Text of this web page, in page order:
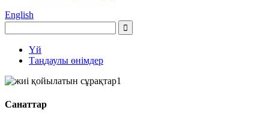
English
Үй
Таңдаулы өнімдер
Санаттар